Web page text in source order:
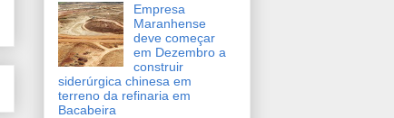
Empresa
Maranhense
deve começar
em Dezembro a
construir
siderúrgica chinesa em
terreno da refinaria em
Bacabeira